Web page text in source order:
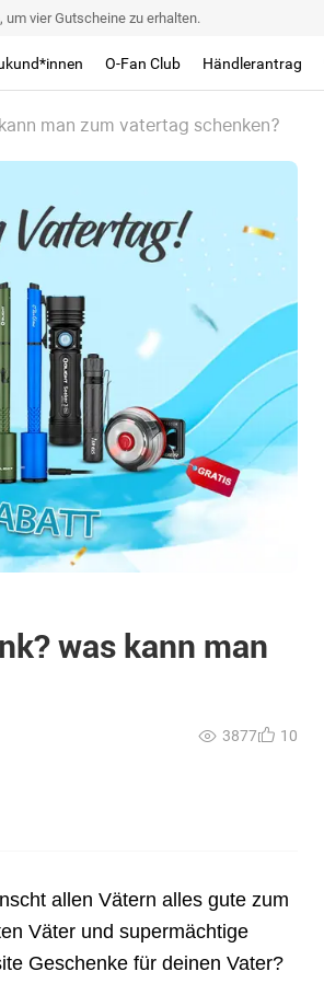
um vier Gutscheine zu erhalten.
O-Fan Club Händlerantrag
man zum vatertag schenken?
was kann man
3877 10
allen Vätern alles gute zum
Väter und supermächtige
Geschenke für deinen Vater?